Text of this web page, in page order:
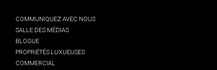
COMMUNIQUEZ AVEC NOUS
SALLE DES MÉDIAS
BLOGUE
PROPRIÉTÉS LUXUEUSES
COMMERCIAL